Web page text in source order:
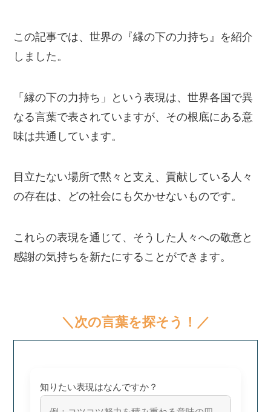
この記事では、世界の『縁の下の力持ち』を紹介
しました。
「縁の下の力持ち」という表現は、世界各国で異
なる言葉で表されていますが、その根底にある意
味は共通しています。
目立たない場所で黙々と支え、貢献している人々
の存在は、どの社会にも欠かせないものです。
これらの表現を通じて、そうした人々への敬意と
感謝の気持ちを新たにすることができます。
＼次の言葉を探そう！／
知りたい表現はなんですか？